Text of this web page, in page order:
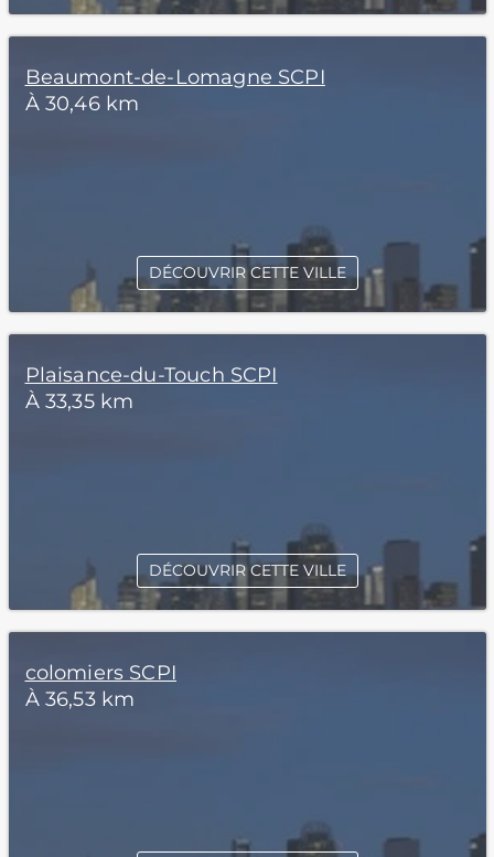
Beaumont-de-Lomagne SCPI
À 30,46 km
DÉCOUVRIR CETTE VILLE
Plaisance-du-Touch SCPI
À 33,35 km
DÉCOUVRIR CETTE VILLE
colomiers SCPI
À 36,53 km